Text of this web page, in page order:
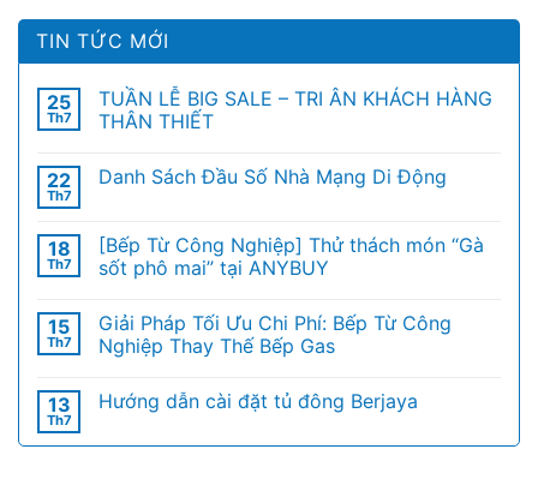
TIN TỨC MỚI
25
Th7
TUẦN LỄ BIG SALE – TRI ÂN KHÁCH HÀNG
THÂN THIẾT
22
Th7
Danh Sách Đầu Số Nhà Mạng Di Động
18
Th7
[Bếp Từ Công Nghiệp] Thử thách món “Gà
sốt phô mai” tại ANYBUY
15
Th7
Giải Pháp Tối Ưu Chi Phí: Bếp Từ Công
Nghiệp Thay Thế Bếp Gas
13
Th7
Hướng dẫn cài đặt tủ đông Berjaya